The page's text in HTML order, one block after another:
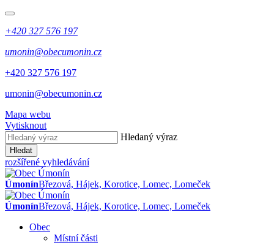
+420 327 576 197
umonin@obecumonin.cz
+420 327 576 197
umonin@obecumonin.cz
Mapa webu
Vytisknout
Hledaný výraz
Hledat
rozšířené vyhledávání
ÚmonínBřezová, Hájek, Korotice, Lomec, Lomeček
ÚmonínBřezová, Hájek, Korotice, Lomec, Lomeček
Obec
Místní části